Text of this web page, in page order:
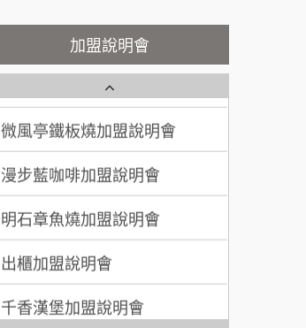
呂 先生/小姐 新竹市
200萬~400萬
顏 先生/小姐 台北市
加盟預算 100萬 ~ 200萬
廖 先生/小姐
加盟預算 200萬~300萬
說明會
微風亭鐵板燒加盟說明會
鮮茶道加盟說明會
【曉妍美妝】誠徵行政櫃檯
自助洗衣店誠徵代洗收送人員
(台中市)
MUSHEN徵SPA美容芳療師
日十。早午食加盟說明會
拾鑶火鍋加盟說明會
加盟說明會
鬍子茶加盟說明會
鮮茶道加盟說明會
微風亭鐵板燒加盟說明會
漫步藍咖啡加盟說明會
明石章魚燒加盟說明會
出櫃加盟說明會
千香漢堡加盟說明會